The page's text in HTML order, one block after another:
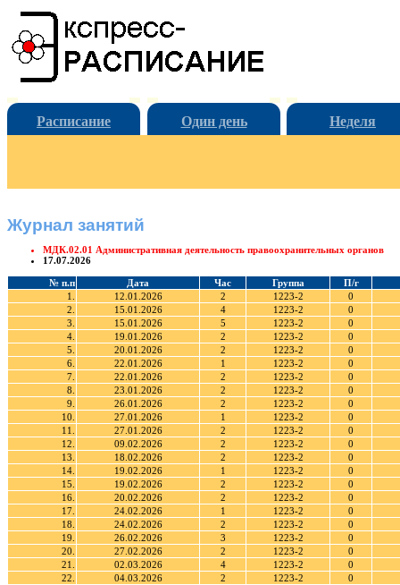
Расписание Один день Неделя
Журнал занятий
МДК.02.01 Административная деятельность правоохранительных органов
17.07.2026
№ п.п Дата Час Группа
П/г
1.
12.01.2026 2 1223-2
0
2.
15.01.2026 4 1223-2
0
3.
15.01.2026 5 1223-2
0
4.
19.01.2026 2 1223-2
0
5.
20.01.2026 2 1223-2
0
6.
22.01.2026 1 1223-2
0
7.
22.01.2026 2 1223-2
0
8.
23.01.2026 2 1223-2
0
9.
26.01.2026 2 1223-2
0
10.
27.01.2026 1 1223-2
0
11.
27.01.2026 2 1223-2
0
12.
09.02.2026 2 1223-2
0
13.
18.02.2026 2 1223-2
0
14.
19.02.2026 1 1223-2
0
15.
19.02.2026 2 1223-2
0
16.
20.02.2026 2 1223-2
0
17.
24.02.2026 1 1223-2
0
18.
24.02.2026 2 1223-2
0
19.
26.02.2026 3 1223-2
0
20.
27.02.2026 2 1223-2
0
21.
02.03.2026 4 1223-2
0
22.
04.03.2026 2 1223-2
0